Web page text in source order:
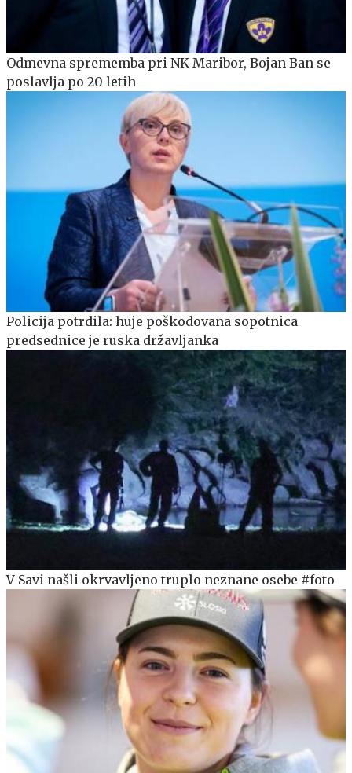
Odmevna sprememba pri NK Maribor, Bojan Ban se
poslavlja po 20 letih
Policija potrdila: huje poškodovana sopotnica
predsednice je ruska državljanka
V Savi našli okrvavljeno truplo neznane osebe #foto